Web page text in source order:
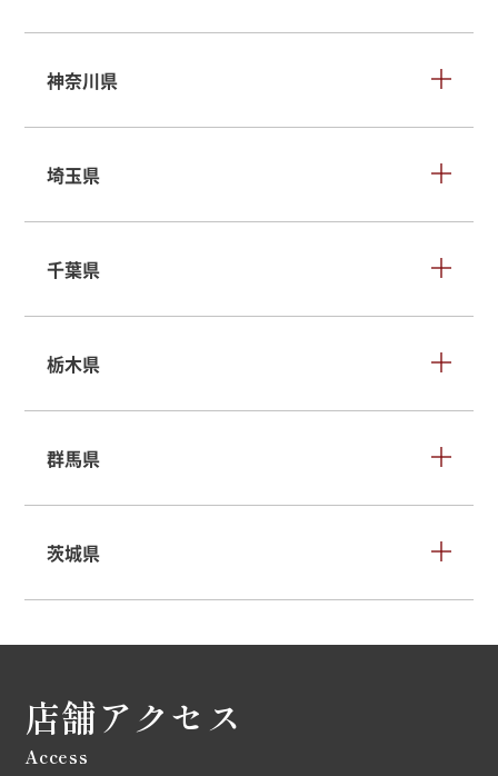
神奈川県
埼玉県
千葉県
栃木県
群馬県
茨城県
店舗アクセス
Access